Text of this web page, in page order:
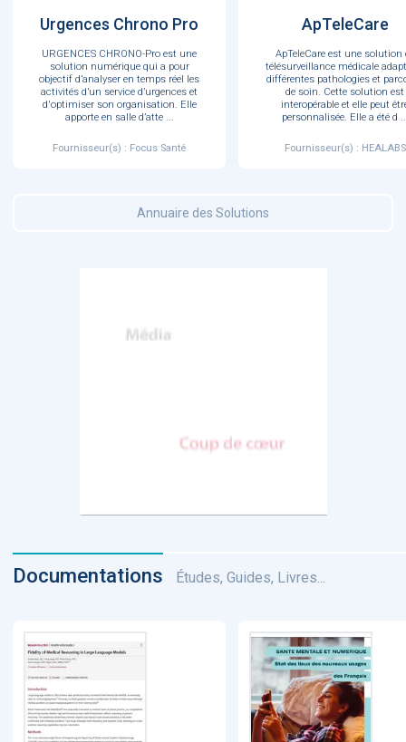
Urgences Chrono Pro
URGENCES CHRONO-Pro est une
solution numérique qui a pour
objectif d’analyser en temps réel les
activités d’un service d’urgences et
d'optimiser son organisation. Elle
apporte en salle d’atte ...
Fournisseur(s) : Focus Santé
ApTeleCare
ApTeleCare est une solution
télésurveillance médicale
différentes pathologies et
de soin. Cette solution est
interopérable et elle peut
personnalisée. Elle a été d
Fournisseur(s) : HEALABS
Annuaire des Solutions
Documentations Études, Guides, Livres...